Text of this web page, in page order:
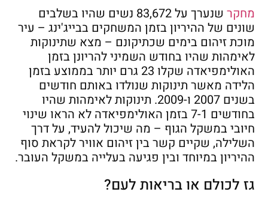
מחקר
שנערך על 83,672 נשים שהיו בשלבים
שונים של ההיריון בזמן המשחקים בבייג'ינג – עיר
מוכת זיהום בימים שכתיקונם – מצא שתינוקות
לאימהות שהיו בחודש השמיני להריונן בזמן
האולימפיאדה שקלו 23 גרם יותר בממוצע בזמן
הלידה מאשר תינוקות שנולדו באותם חודשים
בשנים 2007 ו-2009. תינוקות לאימהות שהיו
בחודשים 7-1 בזמן האולימפיאדה לא הראו שינוי
חיובי במשקל הגוף – מה שיכול להעיד, על דרך
השלילה, שקיים קשר בין זיהום אוויר לקראת סוף
ההיריון במיוחד ובין פגיעה בעלייה במשקל העובר.
גז לכולם או בריאות לעם?